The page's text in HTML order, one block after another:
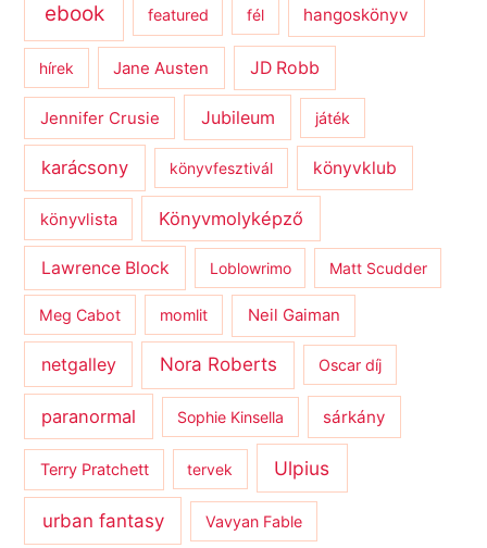
ebook featured fél hangoskönyv
hírek Jane Austen JD Robb
Jennifer Crusie Jubileum játék
karácsony könyvfesztivál könyvklub
könyvlista Könyvmolyképző
Lawrence Block Loblowrimo Matt Scudder
Meg Cabot momlit Neil Gaiman
netgalley Nora Roberts Oscar díj
paranormal Sophie Kinsella sárkány
Terry Pratchett tervek Ulpius
urban fantasy Vavyan Fable